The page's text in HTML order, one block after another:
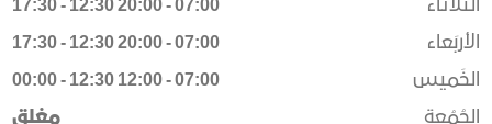
الثَلاثاء
07:00
-
20:00
12:30
-
17:30
الأربَعاء
07:00
-
20:00
12:30
-
17:30
الخَميس
07:00
-
12:00
12:30
-
00:00
الجُمُعة
مغلق